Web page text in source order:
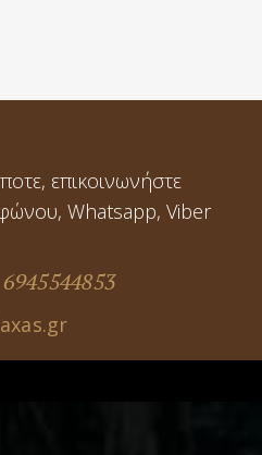
επικοινωνήστε
Whatsapp, Viber
6945544853